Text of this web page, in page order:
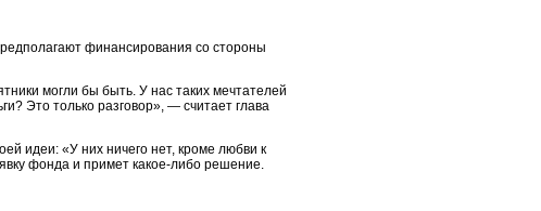
финансирования со стороны
могли бы быть. У нас таких мечтателей
Это только разговор», — считает глава
идеи: «У них ничего нет, кроме любви к
фонда и примет какое-либо решение.